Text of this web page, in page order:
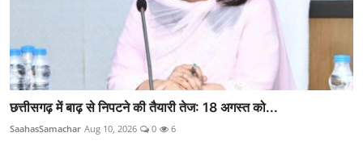
छत्तीसगढ़ में बाढ़ से निपटने की तैयारी तेज: 18 अगस्त को...
SaahasSamachar Aug 10, 2026 0 6